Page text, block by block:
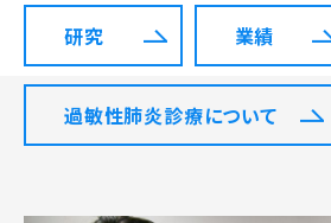
研究 業績
過敏性肺炎診療について